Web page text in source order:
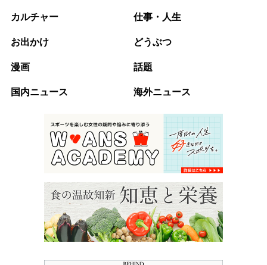
カルチャー 仕事・人生
お出かけ どうぶつ
漫画 話題
国内ニュース 海外ニュース